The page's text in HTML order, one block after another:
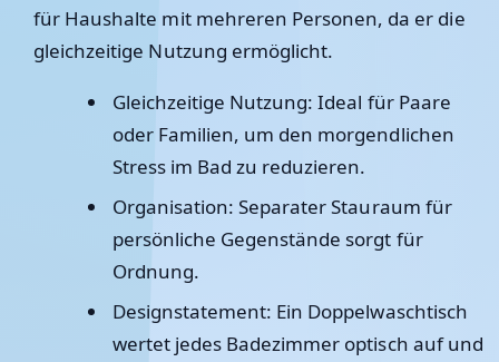
für Haushalte mit mehreren Personen, da er die
gleichzeitige Nutzung ermöglicht.
Gleichzeitige Nutzung: Ideal für Paare
oder Familien, um den morgendlichen
Stress im Bad zu reduzieren.
Organisation: Separater Stauraum für
persönliche Gegenstände sorgt für
Ordnung.
Designstatement: Ein Doppelwaschtisch
wertet jedes Badezimmer optisch auf und